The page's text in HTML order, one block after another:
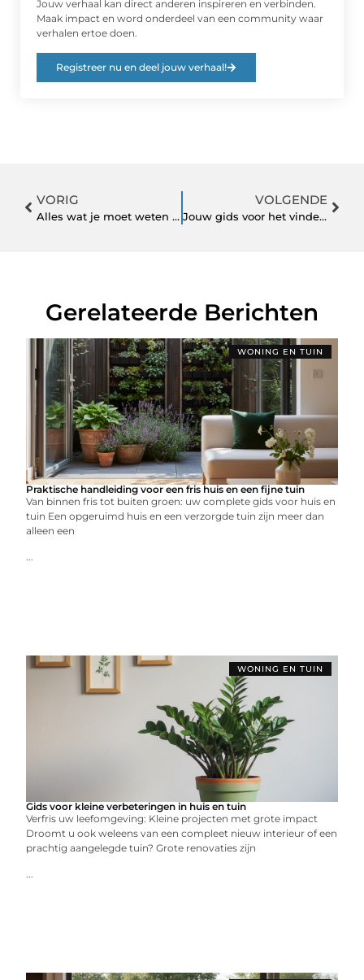
Jouw verhaal kan direct anderen inspireren en verbinden.
Maak impact en word onderdeel van een community waar
verhalen ertoe doen.
Registreer nu en deel jouw verhaal!
VORIG
Alles wat je moet weten over een neuscorrectie: van de operatie tot nazorg
VOLGENDE
Jouw gids voor het vinden van de perfecte vloerlamp
Gerelateerde Berichten
WONING EN TUIN
Praktische handleiding voor een fris huis en een fijne tuin
Van binnen fris tot buiten groen: uw complete gids voor huis en
tuin Een opgeruimd huis en een verzorgde tuin zijn meer dan
alleen een
...
WONING EN TUIN
Gids voor kleine verbeteringen in huis en tuin
Verfris uw leefomgeving: Kleine projecten met grote impact
Droomt u ook weleens van een compleet nieuw interieur of een
prachtig aangelegde tuin? Grote renovaties zijn
...